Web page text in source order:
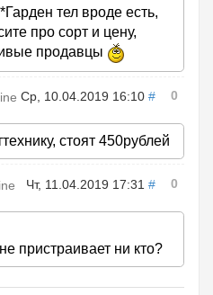
тел вроде есть,
про сорт и цену,
продавцы
Ср, 10.04.2019 16:10 # 0
стоят 450рублей
Чт, 11.04.2019 17:31 # 0
пристраивает ни кто?